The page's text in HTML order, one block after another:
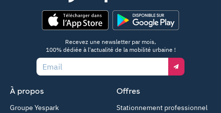
Recevez une newsletter par mois,
100% dédiée à l'actualité de la mobilité urbaine !
À propos
Groupe Yespark
Offres
Stationnement professionnel